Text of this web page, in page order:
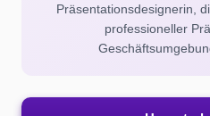
Präsentationsdesignerin,
professioneller